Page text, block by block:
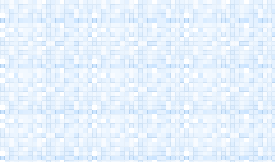
EuroCamp Cesenatico
Spazio Pantani -
Museo Marco Pantani
Cesenatico